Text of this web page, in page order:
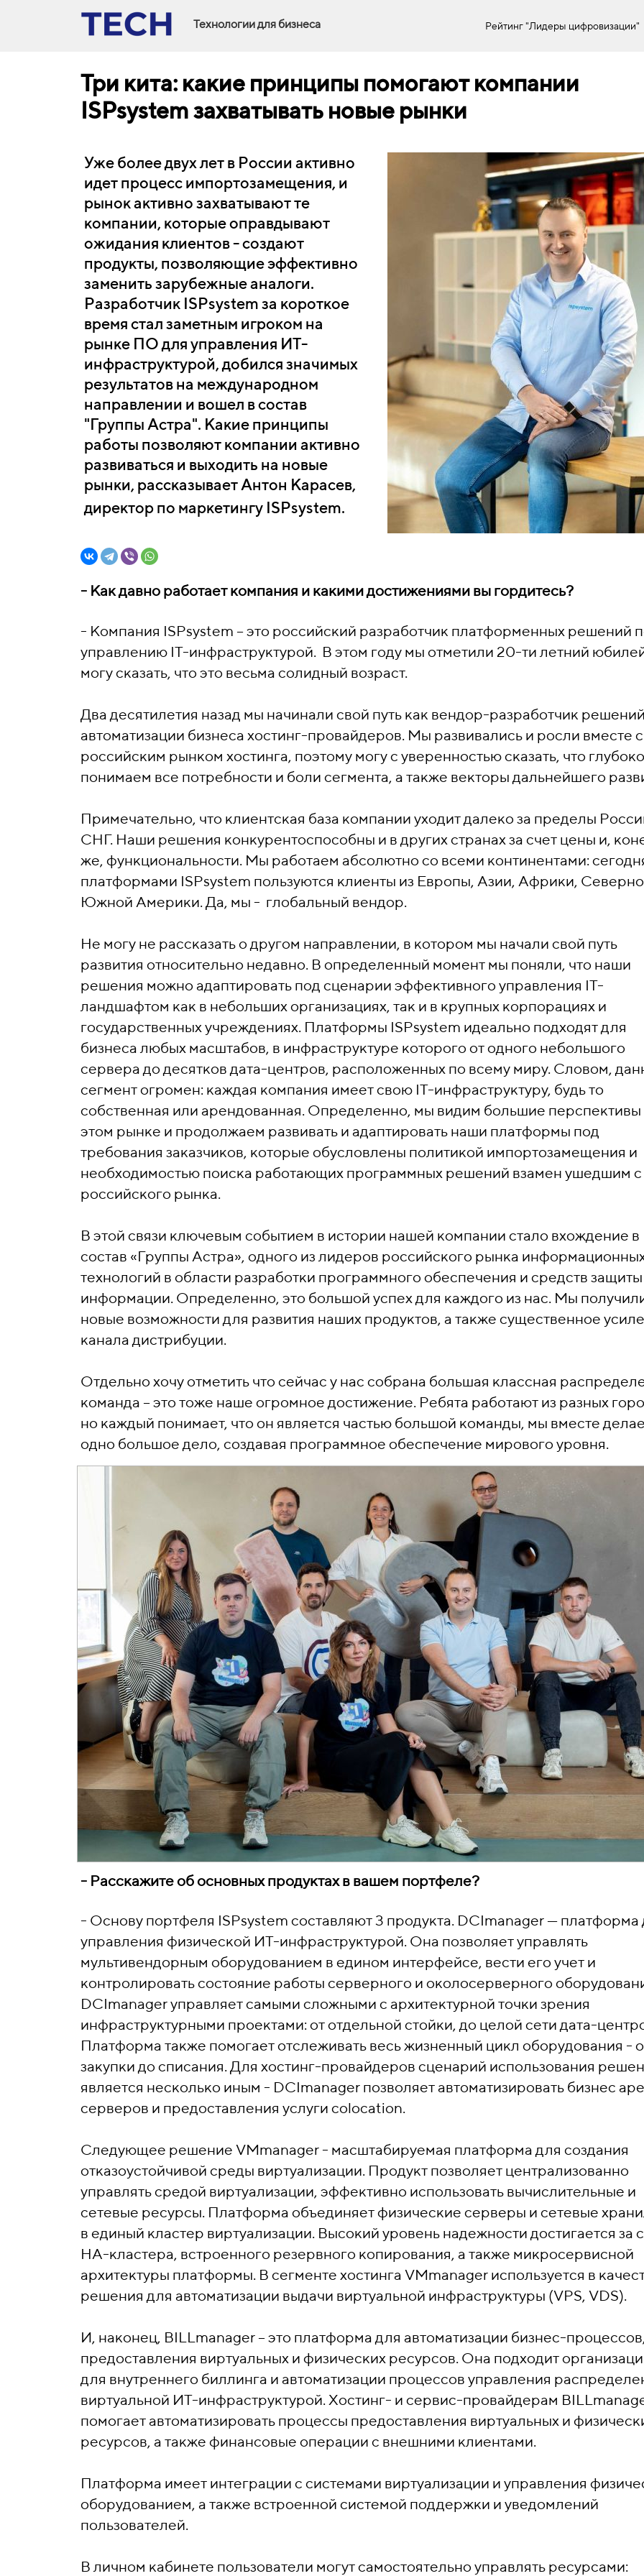
Технологии для бизнеса Рейтинг "Лидеры цифровизации"
Три кита: какие принципы помогают компании
ISPsystem захватывать новые рынки
Уже более двух лет в России активно
идет процесс импортозамещения, и
рынок активно захватывают те
компании, которые оправдывают
ожидания клиентов - создают
продукты, позволяющие эффективно
заменить зарубежные аналоги.
Разработчик ISPsystem за короткое
время стал заметным игроком на
рынке ПО для управления ИТ-
инфраструктурой, добился значимых
результатов на международном
направлении и вошел в состав
"Группы Астра". Какие принципы
работы позволяют компании активно
развиваться и выходить на новые
рынки, рассказывает Антон Карасев,
директор по маркетингу ISPsystem.
- Как давно работает компания и какими достижениями вы гордитесь?
- Компания ISPsystem – это российский разработчик платформенных решений
управлению IT-инфраструктурой. В этом году мы отметили 20-ти летний
могу сказать, что это весьма солидный возраст.
Два десятилетия назад мы начинали свой путь как вендор-разработчик
автоматизации бизнеса хостинг-провайдеров. Мы развивались и росли вместе с
российским рынком хостинга, поэтому могу с уверенностью сказать, что глубоко
понимаем все потребности и боли сегмента, а также векторы дальнейшего
Примечательно, что клиентская база компании уходит далеко за пределы
СНГ. Наши решения конкурентоспособны и в других странах за счет цены и,
же, функциональности. Мы работаем абсолютно со всеми континентами:
платформами ISPsystem пользуются клиенты из Европы, Азии, Африки,
Южной Америки. Да, мы - глобальный вендор.
Не могу не рассказать о другом направлении, в котором мы начали свой путь
развития относительно недавно. В определенный момент мы поняли, что наши
решения можно адаптировать под сценарии эффективного управления IT-
ландшафтом как в небольших организациях, так и в крупных корпорациях и
государственных учреждениях. Платформы ISPsystem идеально подходят для
бизнеса любых масштабов, в инфраструктуре которого от одного небольшого
сервера до десятков дата-центров, расположенных по всему миру. Словом,
сегмент огромен: каждая компания имеет свою IT-инфраструктуру, будь то
собственная или арендованная. Определенно, мы видим большие перспективы
этом рынке и продолжаем развивать и адаптировать наши платформы под
требования заказчиков, которые обусловлены политикой импортозамещения и
необходимостью поиска работающих программных решений взамен ушедшим с
российского рынка.
В этой связи ключевым событием в истории нашей компании стало вхождение в
состав «Группы Астра», одного из лидеров российского рынка
технологий в области разработки программного обеспечения и средств защиты
информации. Определенно, это большой успех для каждого из нас. Мы
новые возможности для развития наших продуктов, а также существенное
канала дистрибуции.
Отдельно хочу отметить что сейчас у нас собрана большая классная
команда – это тоже наше огромное достижение. Ребята работают из разных
но каждый понимает, что он является частью большой команды, мы вместе
одно большое дело, создавая программное обеспечение мирового уровня.
- Расскажите об основных продуктах в вашем портфеле?
- Основу портфеля ISPsystem составляют 3 продукта. DCImanager — платформа
управления физической ИТ-инфраструктурой. Она позволяет управлять
мультивендорным оборудованием в едином интерфейсе, вести его учет и
контролировать состояние работы серверного и околосерверного
DCImanager управляет самыми сложными с архитектурной точки зрения
инфраструктурными проектами: от отдельной стойки, до целой сети дата-
Платформа также помогает отслеживать весь жизненный цикл оборудования -
закупки до списания. Для хостинг-провайдеров сценарий использования
является несколько иным - DCImanager позволяет автоматизировать бизнес
серверов и предоставления услуги colocation.
Следующее решение VMmanager - масштабируемая платформа для создания
отказоустойчивой среды виртуализации. Продукт позволяет централизованно
управлять средой виртуализации, эффективно использовать вычислительные и
сетевые ресурсы. Платформа объединяет физические серверы и сетевые
в единый кластер виртуализации. Высокий уровень надежности достигается за
НА-кластера, встроенного резервного копирования, а также микросервисной
архитектуры платформы. В сегменте хостинга VMmanager используется в
решения для автоматизации выдачи виртуальной инфраструктуры (VPS, VDS).
И, наконец, BILLmanager – это платформа для автоматизации бизнес-
предоставления виртуальных и физических ресурсов. Она подходит
для внутреннего биллинга и автоматизации процессов управления
виртуальной ИТ-инфраструктурой. Хостинг- и сервис-провайдерам
помогает автоматизировать процессы предоставления виртуальных и
ресурсов, а также финансовые операции с внешними клиентами.
Платформа имеет интеграции с системами виртуализации и управления
оборудованием, а также встроенной системой поддержки и уведомлений
пользователей.
В личном кабинете пользователи могут самостоятельно управлять ресурсами: